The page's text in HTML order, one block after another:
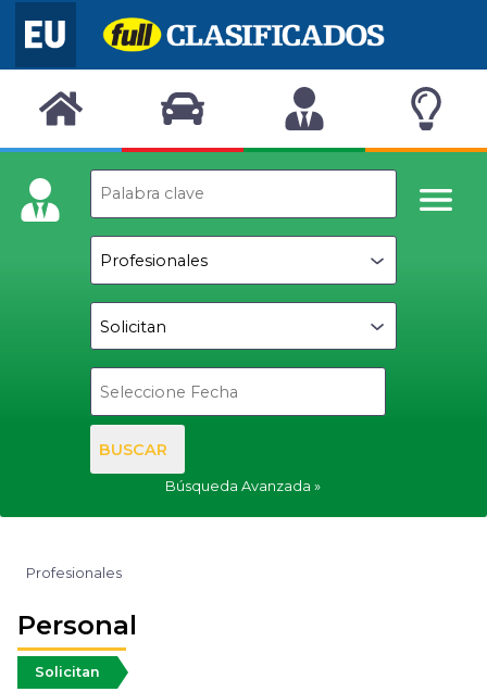
BUSCAR
Búsqueda Avanzada
Profesionales
Personal
Solicitan